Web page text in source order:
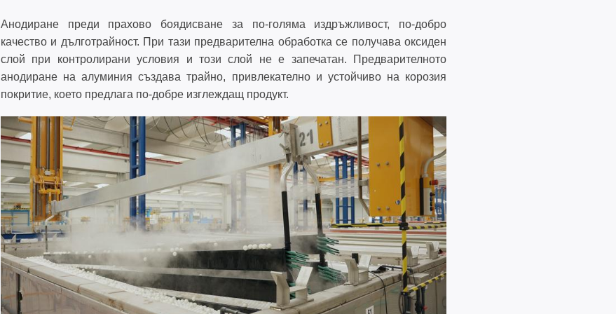
Анодиране преди прахово боядисване за по-голяма издръжливост, по-добро
качество и дълготрайност. При тази предварителна обработка се получава оксиден
слой при контролирани условия и този слой не е запечатан. Предварителното
анодиране на алуминия създава трайно, привлекателно и устойчиво на корозия
покритие, което предлага по-добре изглеждащ продукт.